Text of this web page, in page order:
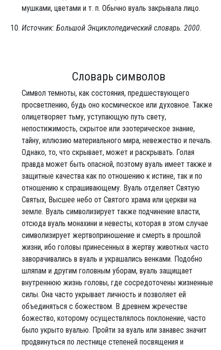
мушками, цветами и т. п. Обычно вуаль закрывала лицо.
Источник: Большой Энциклопедический словарь. 2000.
Словарь символов
Символ темноты, как состояния, предшествующего
просветлению, будь оно космическое или духовное. Также
олицетворяет тьму, уступающую путь свету,
непостижимость, скрытое или эзотерическое знание,
тайну, иллюзию материального мира, невежество и печаль.
Однако, то, что скрывает, может и раскрывать. Голая
правда может быть опасной, поэтому вуаль имеет также и
защитные качества как по отношению к истине, так и по
отношению к спрашивающему. Вуаль отделяет Святую
Святых, Высшее небо от Святого храма или церкви на
земле. Вуаль символизирует также подчинение власти,
отсюда вуаль монахини и невесты, которая в этом случае
символизирует жертвоприношение и смерть в прошлой
жизни, ибо головы принесенных в жертву животных часто
заворачивались в вуаль и украшались венками. Подобно
шляпам и другим головным уборам, вуаль защищает
внутреннюю жизнь головы, где сосредоточены жизненные
силы. Она часто укрывает личность и позволяет ей
объединяться с божеством. В древнем жречестве
божество, которому осуществлялось поклонение, часто
было укрыто вуалью. Пройти за вуаль или занавес значит
продвинуться по лестнице степеней посвящения и